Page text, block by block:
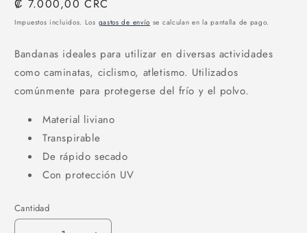
Precio
habitual
₡ 7.000,00 CRC
Impuestos incluidos. Los gastos de envío se calculan en la pantalla de pago.
Bandanas ideales para utilizar en diversas actividades
como caminatas, ciclismo, atletismo. Utilizados
comúnmente para protegerse del frío y el polvo.
Material liviano
Transpirable
De rápido secado
Con protección UV
Cantidad
Cantidad